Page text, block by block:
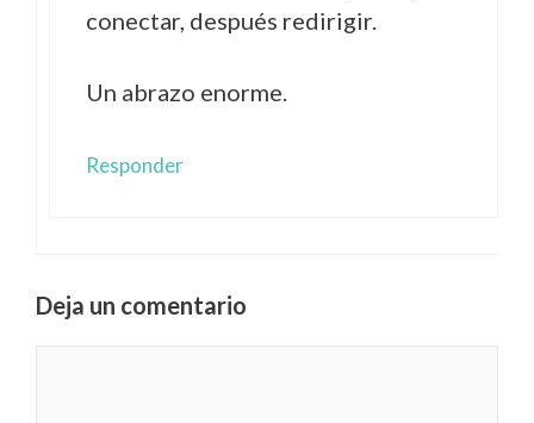
conectar, después redirigir.
Un abrazo enorme.
Responder
Deja un comentario